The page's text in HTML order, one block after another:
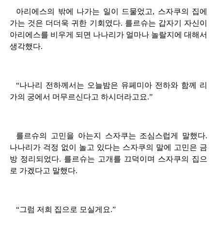
아리에스의 밖에 나가는 일이 드물었고, 스자쿠의 집에
가는 것은 더더욱 귀한 기회였다. 를르슈는 갑자기 자신이
아리에스를 비우게 되면 나나리가 얼마나 놀랄지에 대해서
생각했다.
“나나리 전하께서는 오늘밤은 유페미아 전하와 함께 리
가의 궁에서 머무르신다고 하시더라고요.”
를르슈의 고민을 아는지 스자쿠는 조심스럽게 말했다.
나나리가 걱정 없이 놀고 있다는 스자쿠의 말에 고민은 금
방 정리되었다. 를르슈는 고개를 끄덕이며 스자쿠의 집으
로 가겠다고 말했다.
“그럼 저희 집으로 모실게요.”